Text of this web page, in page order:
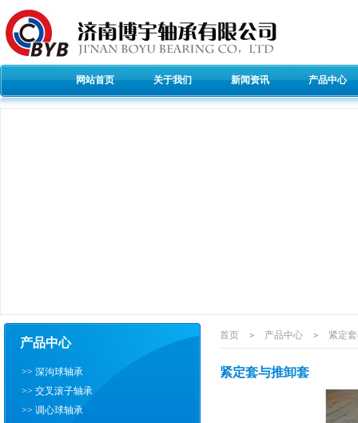
网站首页 关于我们 新闻资讯 产品中心
产品中心
>> 深沟球轴承
>> 交叉滚子轴承
>> 调心球轴承
首页 > 产品中心 > 紧定
紧定套与推卸套